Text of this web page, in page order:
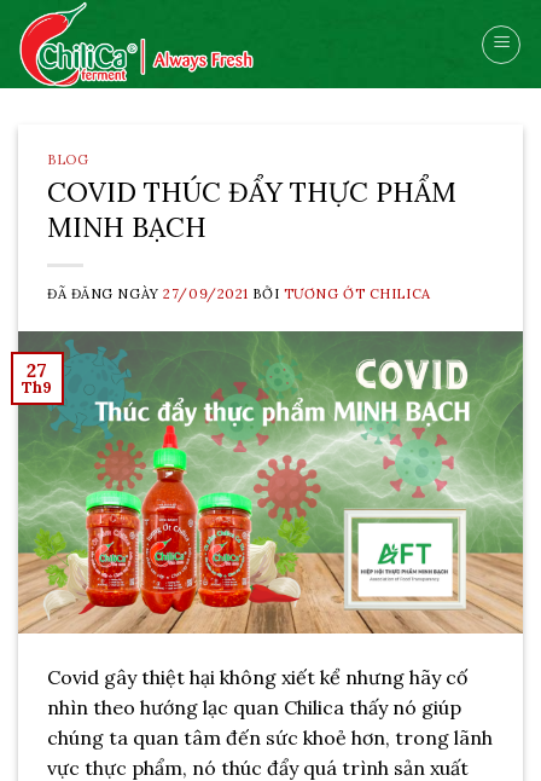
Skip
content
BLOG
COVID THÚC ĐẨY THỰC PHẨM
MINH BẠCH
ĐÃ ĐĂNG NGÀY27/09/2021 BỞI TƯƠNG ỚT CHILICA
27
Th9
Covid gây thiệt hại không xiết kể nhưng hãy cố
nhìn theo hướng lạc quan Chilica thấy nó giúp
chúng ta quan tâm đến sức khoẻ hơn, trong lãnh
vực thực phẩm, nó thúc đẩy quá trình sản xuất